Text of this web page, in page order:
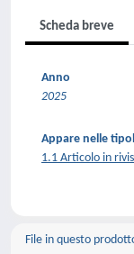
Scheda breve
Anno
2025
Appare nelle
1.1 Articolo in
File in questo